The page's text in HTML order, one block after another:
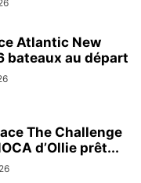
Atlantic New
bateaux au départ
The Challenge
d’Ollie prêt...